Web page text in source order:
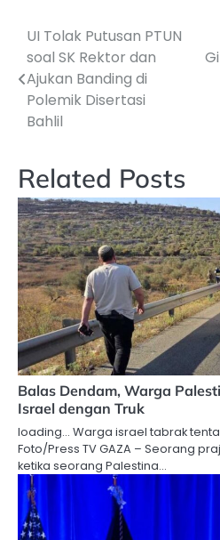
Navigasi
pos
UI Tolak Putusan PTUN
soal SK Rektor dan
Ajukan Banding di
Polemik Disertasi
Bahlil
Related Posts
Balas Dendam, Warga
Israel dengan Truk
loading… Warga israel tabrak
Foto/Press TV GAZA – Seorang
ketika seorang Palestina…